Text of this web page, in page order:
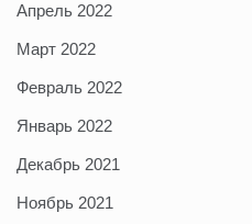
Апрель 2022
Март 2022
Февраль 2022
Январь 2022
Декабрь 2021
Ноябрь 2021